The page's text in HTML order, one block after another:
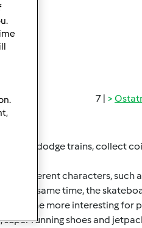
7 |
dodge trains, collect
different characters, such
At the same time, the
game more interesting for
running shoes and